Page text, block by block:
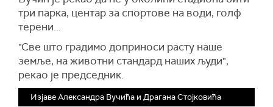
нама учествује у бројним пројектима. Њихова
државна компанија гради овде Експо, видите
нагласио је председник.
Вучић је поручио да ће посетити кинеске
раднике на железничкој прузи Београд–
Суботица, која представља симбол сарадње
три парка, центар за спортове на води, голф
терени...
"Све што градимо доприноси расту наше
земље, на животни стандард наших људи",
рекао је председник.
Изјаве Александра Вучића и Драгана Стојковића